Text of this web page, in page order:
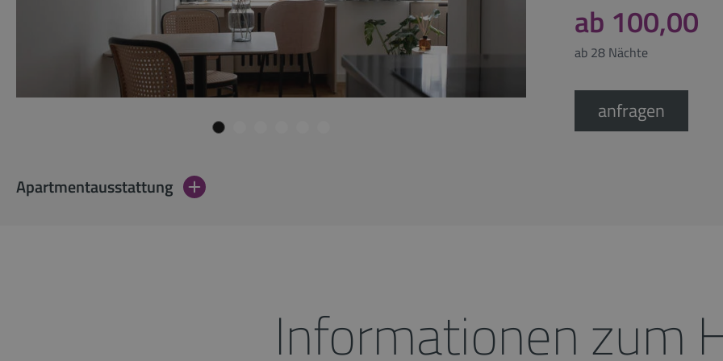
ab 100,00
ab 28 Nächte
anfragen
Apartmentausstattung
Informationen zum